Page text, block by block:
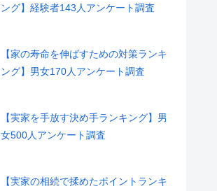
ング】経験者143人アンケート調査
【家の寿命を伸ばすための対策ランキ
ング】男女170人アンケート調査
【実家を手放す決め手ランキング】男
女500人アンケート調査
【実家の相続で揉めたポイントランキ